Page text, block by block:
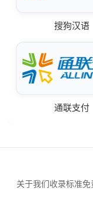
搜狗汉语
通联支付
关于我们收录标准免